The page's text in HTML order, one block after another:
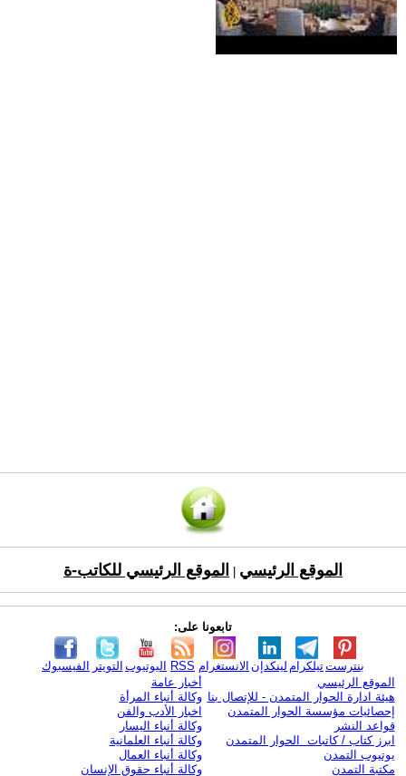
الموقع الرئيسي الموقع الرئيسي للكاتب-ة
تابعونا على:
الفيسبوك التويتر اليوتيوب RSS الانستغرام لينكدإن تيلكرامبنترست
الموقع الرئيسي
هيئة ادارة الحوار المتمدن - للإتصال بنا
إحصائيات مؤسسة الحوار المتمدن
قواعد النشر
ابرز كتاب / كاتبات الحوار المتمدن
يوتيوب التمدن
مكتبة التمدن
أخبار عامة
وكالة أنباء المرأة
اخبار الأدب والفن
وكالة أنباء اليسار
وكالة أنباء العلمانية
وكالة أنباء العمال
وكالة أنباء حقوق الإنسان